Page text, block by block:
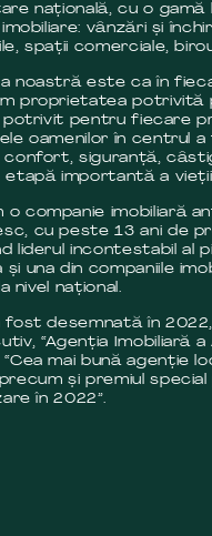
națională, cu o
vânzări și
spații comerciale,
noastră este ca în
proprietatea potrivită
potrivit pentru fiecare
oamenilor în centrul
confort, siguranță,
importantă a vieții
o companie imobiliară
cu peste 13 ani de
liderul incontestabil al
și una din companiile
nivel național.
fost desemnată în
“Agenția Imobiliară a
“Cea mai bună agenție
și premiul
în 2022”.